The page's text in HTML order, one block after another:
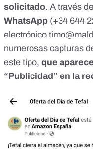
solicitado. A través de
WhatsApp (+34 644
electrónico
numerosas capturas
este tipo, que
“Publicidad” en la